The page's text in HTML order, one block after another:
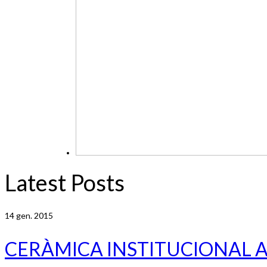
Latest Posts
14gen. 2015
CERÀMICA INSTITUCIONAL